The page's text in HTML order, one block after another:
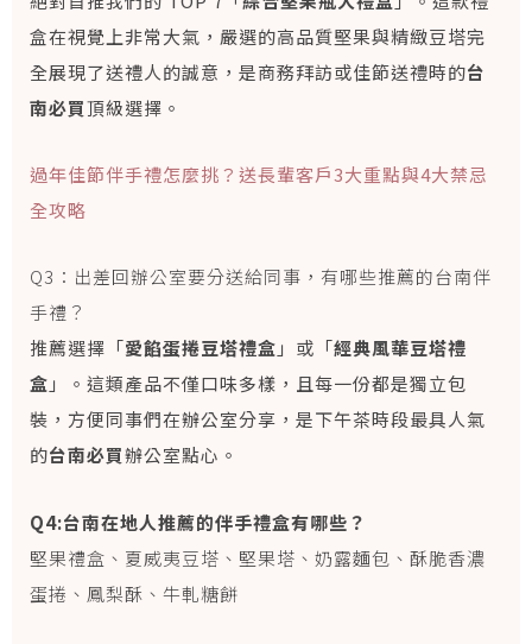
盒在視覺上非常大氣，嚴選的高品質堅果與精緻豆塔完
全展現了送禮人的誠意，是商務拜訪或佳節送禮時的台
南必買頂級選擇。
過年佳節伴手禮怎麼挑？送長輩客戶3大重點與4大禁忌
全攻略
Q3：出差回辦公室要分送給同事，有哪些推薦的台南伴
手禮？
推薦選擇「愛餡蛋捲豆塔禮盒 」或「經典風華豆塔禮
盒 」。這類產品不僅口味多樣，且每一份都是獨立包
裝，方便同事們在辦公室分享，是下午茶時段最具人氣
的台南必買辦公室點心。
Q4:台南在地人推薦的伴手禮盒有哪些？
堅果禮盒、夏威夷豆塔、堅果塔、奶露麵包、酥脆香濃
蛋捲、鳳梨酥、牛軋糖餅